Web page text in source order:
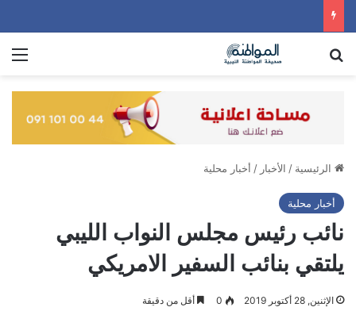
الرئيسية / الأخبار / أخبار محلية
أخبار محلية
نائب رئيس مجلس النواب الليبي
يلتقي بنائب السفير الامريكي
الإثنين, 28 أكتوبر 2019 0 أقل من دقيقة